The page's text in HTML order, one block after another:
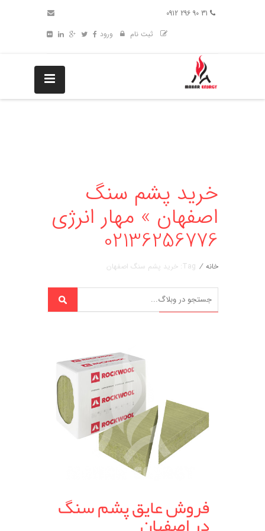
ثبت نام
ورود
خرید پشم سنگ
اصفهان » مهار انرژی
02136256776
خانه / Tag: خرید پشم سنگ اصفهان
فروش عایق پشم سنگ